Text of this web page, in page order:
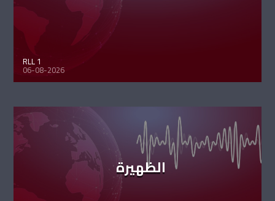
RLL 1
06-08-2026
الظهيرة